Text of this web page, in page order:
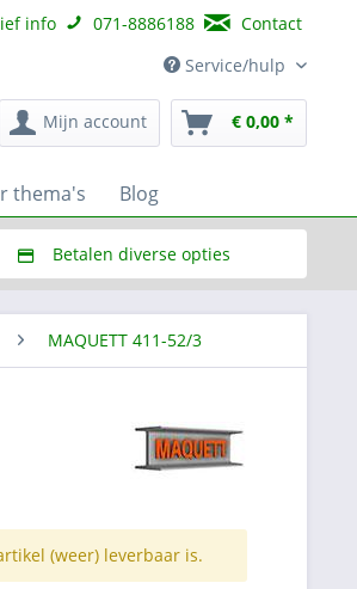
info 071-8886188
Contact
Service/hulp
Mijn account € 0,00 *
thema's Blog
Betalen diverse opties
MAQUETT 411-52/3
(weer) leverbaar is.